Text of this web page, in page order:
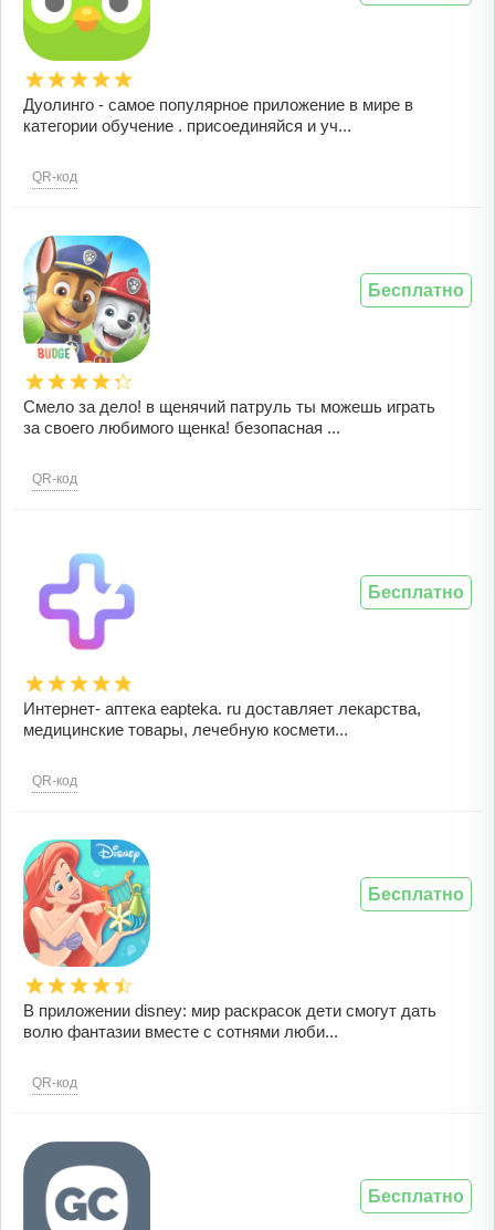
Дуолинго - самое популярное приложение в мире в
категории обучение . присоединяйся и уч...
QR-код
Смело за дело! в щенячий патруль ты можешь играть
за своего любимого щенка! безопасная ...
QR-код
Бесплатно
Интернет- аптека eapteka. ru доставляет лекарства,
медицинские товары, лечебную космети...
QR-код
Бесплатно
В приложении disney: мир раскрасок дети смогут дать
волю фантазии вместе с сотнями люби...
QR-код
Бесплатно
Бесплатно